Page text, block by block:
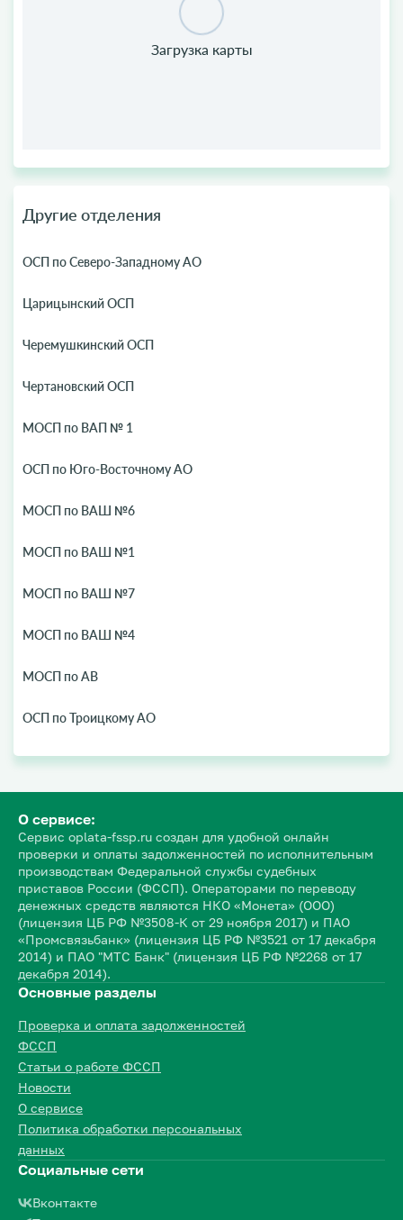
Другие отделения
ОСП по Северо-Западному АО
Царицынский ОСП
Черемушкинский ОСП
Чертановский ОСП
МОСП по ВАП № 1
ОСП по Юго-Восточному АО
МОСП по ВАШ №6
МОСП по ВАШ №1
МОСП по ВАШ №7
МОСП по ВАШ №4
МОСП по АВ
ОСП по Троицкому АО
О сервисе:
Сервис oplata-fssp.ru создан для удобной онлайн
проверки и оплаты задолженностей по исполнительным
производствам Федеральной службы судебных
приставов России (ФССП). Операторами по переводу
денежных средств являются НКО «Монета» (ООО)
(лицензия ЦБ РФ №3508-К от 29 ноября 2017) и ПАО
«Промсвязьбанк» (лицензия ЦБ РФ №3521 от 17 декабря
2014) и ПАО "МТС Банк" (лицензия ЦБ РФ №2268 от 17
декабря 2014).
Основные разделы
Проверка и оплата задолженностей
ФССП
Статьи о работе ФССП
Новости
О сервисе
Политика обработки персональных
данных
Социальные сети
Вконтакте